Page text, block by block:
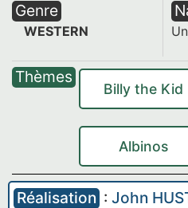
Genre
WESTERN
Thèmes
Billy the Kid
Albinos
Réalisation : John